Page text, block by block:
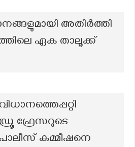
അതിർത്തി
ഏക താലൂക്ക്
ഫ്രേസറുടെ
കമ്മീഷനെ